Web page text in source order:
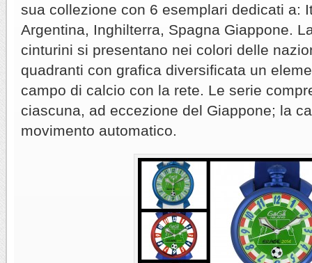
sua collezione con 6 esemplari dedicati a:
Argentina, Inghilterra, Spagna Giappone.
cinturini si presentano nei colori delle
quadranti con grafica diversificata un
campo di calcio con la rete. Le serie
ciascuna, ad eccezione del Giappone; la
movimento automatico.